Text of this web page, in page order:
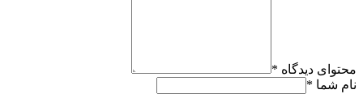
محتوای دیدگاه *
نام شما *